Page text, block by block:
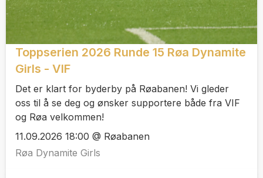
Toppserien 2026 Runde 15 Røa Dynamite
Girls - VIF
Det er klart for byderby på Røabanen! Vi gleder
oss til å se deg og ønsker supportere både fra VIF
og Røa velkommen!
11.09.2026 18:00 @ Røabanen
Røa Dynamite Girls